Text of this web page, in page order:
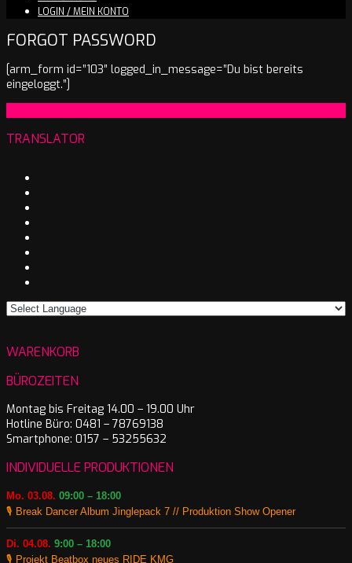
LOGIN / MEIN KONTO
FORGOT PASSWORD
[arm_form id=”103″ logged_in_message=”Du bist bereits
eingeloggt.”]
19
TRANSLATOR
WARENKORB
BÜROZEITEN
Montag bis Freitag 14.00 – 19.00 Uhr
Hotline Büro: 0481 – 78769138
Smartphone: 0157 – 53255632
INDIVIDUELLE PRODUKTIONEN
Mo. 03.08. 09:00 – 18:00
🎙️ Break Dancer Album Jinglepack 7 // Produktion Show Opener
Di. 04.08. 9:00 – 18:00
🎙️ Projekt Beatbox neues RIDE KMG